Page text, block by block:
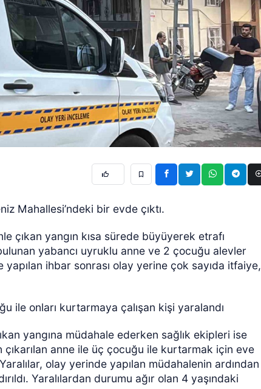
Mahallesi’ndeki bir evde çıktı.
çıkan yangın kısa sürede büyüyerek etrafı
yabancı uyruklu anne ve 2 çocuğu alevler
yapılan ihbar sonrası olay yerine çok sayıda itfaiye,
ile onları kurtarmaya çalışan kişi yaralandı
yangına müdahale ederken sağlık ekipleri ise
anne ile üç çocuğu ile kurtarmak için eve
olay yerinde yapılan müdahalenin ardından
Yaralılardan durumu ağır olan 4 yaşındaki